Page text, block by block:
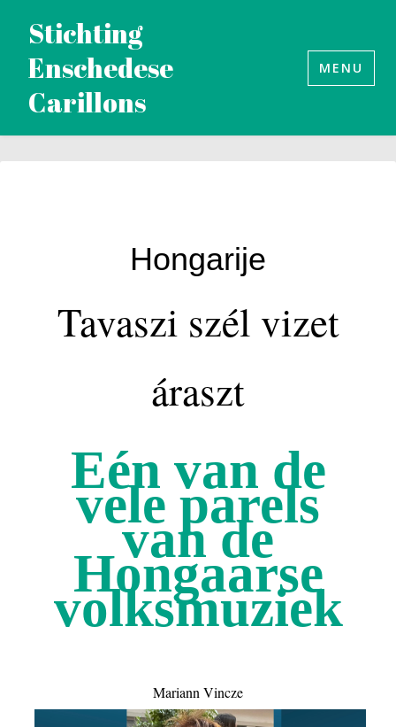
inhoud
springen
Stichting
Enschedese
Carillons
MENU
Hongarije
Tavaszi szél vizet
áraszt
Eén van de
vele parels
van de
Hongaarse
volksmuziek
Mariann Vincze